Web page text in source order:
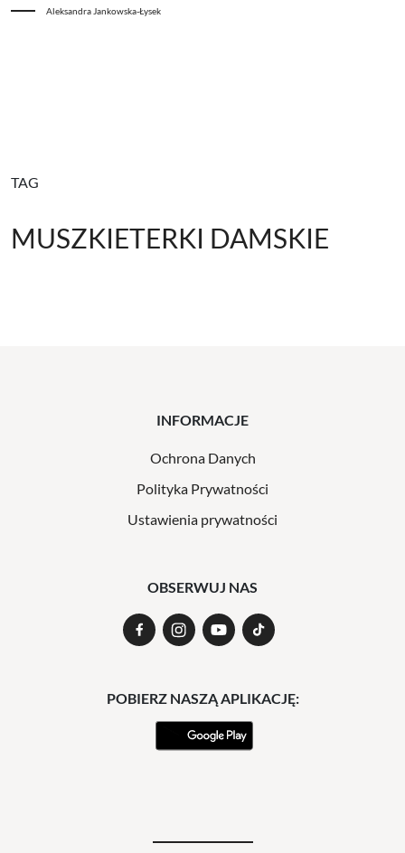
Aleksandra Jankowska-Łysek
TAG
MUSZKIETERKI DAMSKIE
INFORMACJE
Ochrona Danych
Polityka Prywatności
Ustawienia prywatności
OBSERWUJ NAS
POBIERZ NASZĄ APLIKACJĘ: